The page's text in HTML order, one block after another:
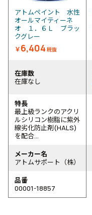
アトムペイント 水性
オールマイティーネ
オ １．６Ｌ ブラッ
クグレー
￥6,404 税抜
在庫数
在庫なし
特長
最上級ランクのアクリ
ルシリコン樹脂に紫外
線劣化防止剤(HALS)
を配合...
メーカー名
アトムサポート（株）
品番
00001-18857